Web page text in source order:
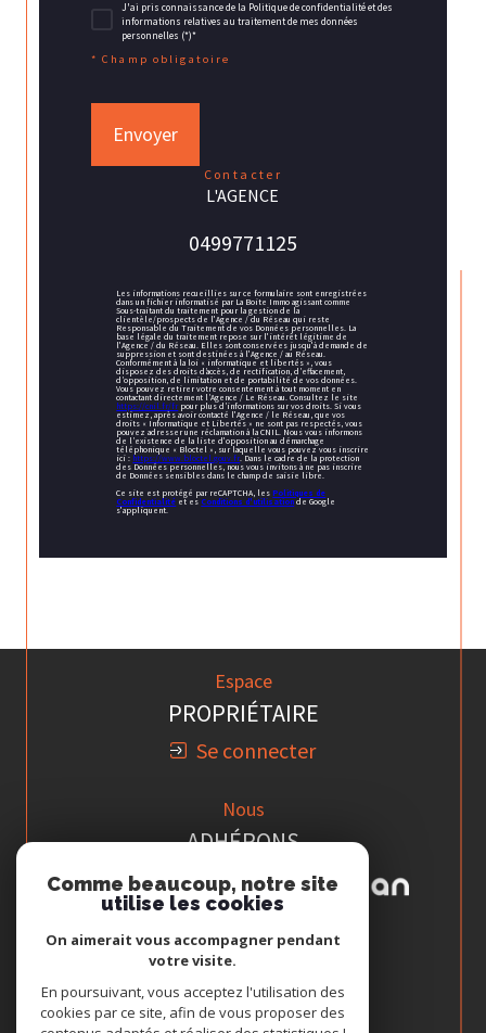
J'ai pris connaissance de la Politique de confidentialité et des
informations relatives au traitement de mes données
personnelles (*)*
* Champ obligatoire
Envoyer
contacter
L'AGENCE
0499771125
Les informations recueillies sur ce formulaire sont enregistrées
dans un fichier informatisé par La Boite Immo agissant comme
Sous-traitant du traitement pour la gestion de la
clientèle/prospects de l'Agence / du Réseau qui reste
Responsable du Traitement de vos Données personnelles. La
base légale du traitement repose sur l'intérêt légitime de
l'Agence / du Réseau. Elles sont conservées jusqu'à demande de
suppression et sont destinées à l'Agence / au Réseau.
Conformément à la loi « informatique et libertés », vous
disposez des droits d’accès, de rectification, d’effacement,
d’opposition, de limitation et de portabilité de vos données.
Vous pouvez retirer votre consentement à tout moment en
contactant directement l’Agence / Le Réseau. Consultez le site
https://cnil.fr/frpour plus d’informations sur vos droits. Si vous
estimez, après avoir contacté l'Agence / le Réseau, que vos
droits « Informatique et Libertés » ne sont pas respectés, vous
pouvez adresser une réclamation à la CNIL. Nous vous informons
de l’existence de la liste d'opposition au démarchage
téléphonique « Bloctel », sur laquelle vous pouvez vous inscrire
ici : https://www.bloctel.gouv.fr. Dans le cadre de la protection
des Données personnelles, nous vous invitons à ne pas inscrire
de Données sensibles dans le champ de saisie libre.
Ce site est protégé par reCAPTCHA, lesPolitiques de
Confidentialité et esConditions d'utilisationde Google
s'appliquent.
Espace
PROPRIÉTAIRE
Se connecter
Nous
ADHÉRONS
Comme beaucoup, notre site
utilise les cookies
On aimerait vous accompagner pendant
votre visite.
En poursuivant, vous acceptez l'utilisation des
cookies par ce site, afin de vous proposer des